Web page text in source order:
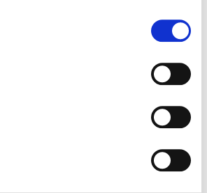
deres unikke erfaringer fra
øjeblikke.
gemmer der sig historier om
menneskelige sider af fodbolden
kan fremhæves